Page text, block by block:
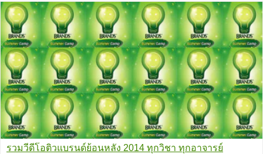
รวมวีดีโอติวแบรนด์ย้อนหลัง 2014 ทุกวิชา ทุกอาจารย์